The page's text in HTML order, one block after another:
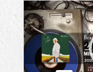
動
画
プ
レ
ー
ー